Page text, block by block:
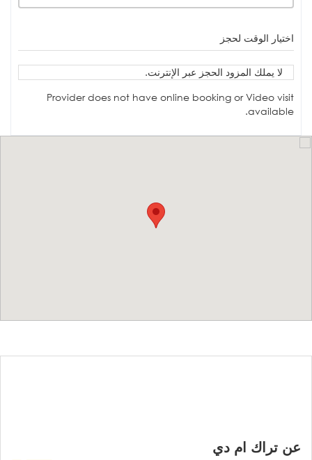
اختيار الوقت لحجز
لا يملك المزود الحجز عبر الإنترنت.
Provider does not have online booking or Video visit
available.
عن تراك ام دي